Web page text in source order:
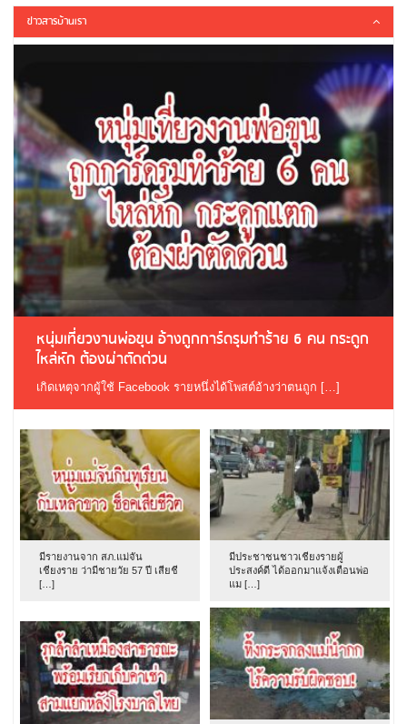
ข่าวสารบ้านเรา
หนุ่มเที่ยวงานพ่อขุน อ้างถูกการ์ดรุมทำร้าย 6 คน กระดูก
ไหล่หัก ต้องผ่าตัดด่วน
เกิดเหตุจากผู้ใช้ Facebook รายหนึ่งได้โพสต์อ้างว่าตนถูก […]
มีรายงานจาก สภ.แม่จัน
เชียงราย ว่ามีชายวัย 57 ปี เสียชี
[…]
มีประชาชนชาวเชียงรายผู้
ประสงค์ดี ได้ออกมาแจ้งเตือนพ่อ
แม […]